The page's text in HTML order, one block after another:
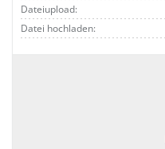
Dateiupload:
Datei hochladen: